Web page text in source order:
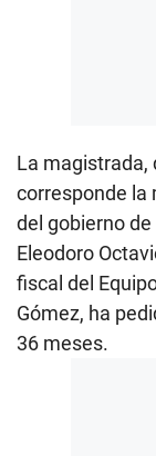
La magistrada,
corresponde la
del gobierno
Eleodoro
fiscal del
Gómez, ha
36 meses.